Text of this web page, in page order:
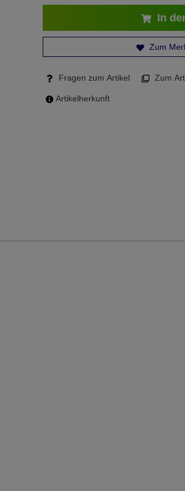
In
Zum
Fragen zum Artikel Zum
Artikelherkunft